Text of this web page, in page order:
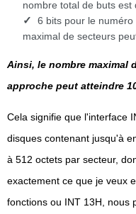
nombre total de buts est
6 bits pour le
maximal de secteurs
Ainsi, le nombre maximal
approche peut atteindre
Cela signifie que l'interface
disques contenant jusqu'à
à 512 octets par secteur,
exactement ce que je veux
fonctions ou INT 13H, nous